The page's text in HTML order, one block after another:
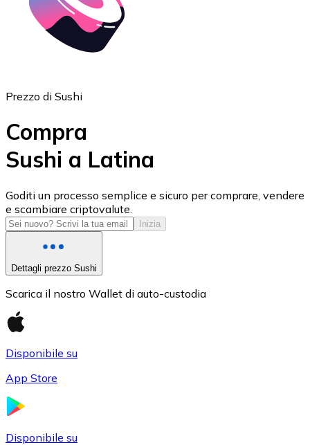
ETH
USD Coin
USDC
Prezzo di Sushi
Compra
Sushi a Latina
Goditi un processo semplice e sicuro per comprare, vendere
e scambiare criptovalute.
Inizia
Dettagli prezzo Sushi
Scarica il nostro Wallet di auto-custodia
Disponibile su
App Store
Disponibile su